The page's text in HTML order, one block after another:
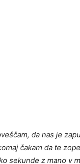
da nas je
čakam da te
sekunde z mano v